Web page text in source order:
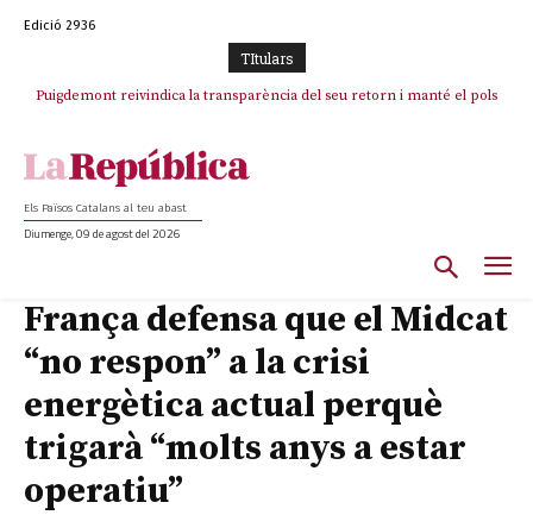
Edició 2936
TItulars
Puigdemont reivindica la transparència del seu retorn i manté el pols
Els Països Catalans al teu abast
Diumenge, 09 de agost del 2026
França defensa que el Midcat
“no respon” a la crisi
energètica actual perquè
trigarà “molts anys a estar
operatiu”